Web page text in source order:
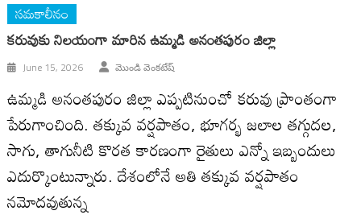
సమకాలీనం
కరువుకు నిలయంగా మారిన ఉమ్మడి అనంతపురం జిల్లా
June 15, 2026 మొండి వెంకటేష్
ఉమ్మడి అనంతపురం జిల్లా ఎప్పటినుంచో కరువు ప్రాంతంగా
పేరుగాంచింది. తక్కువ వర్షపాతం, భూగర్భ జలాల తగ్గుదల,
సాగు, తాగునీటి కొరత కారణంగా రైతులు ఎన్నో ఇబ్బందులు
ఎదుర్కొంటున్నారు. దేశంలోనే అతి తక్కువ వర్షపాతం
నమోదవుతున్న